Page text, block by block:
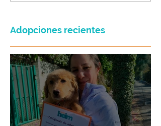
Adopciones recientes